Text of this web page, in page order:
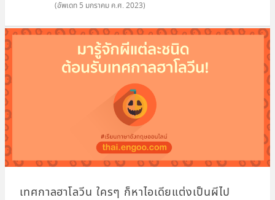
(อัพเดท 5 มกราคม ค.ศ. 2023)
เทศกาลฮาโลวีน ใครๆ ก็หาไอเดียแต่งเป็นผีไป